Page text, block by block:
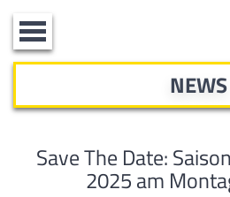
Toggle
navigation
NEWS
Save The Date:
2025 am